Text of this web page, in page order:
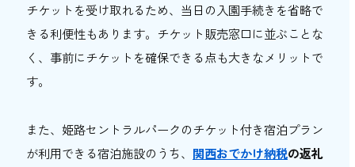
チケットを受け取れるため、当日の入園手続きを省略で
きる利便性もあります。チケット販売窓口に並ぶことな
く、事前にチケットを確保できる点も大きなメリットで
す。
また、姫路セントラルパークのチケット付き宿泊プラン
が利用できる宿泊施設のうち、 関西おでかけ納税の返礼